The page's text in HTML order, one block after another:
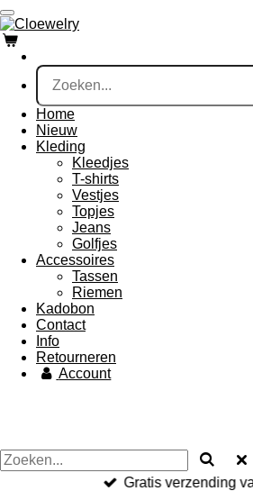
Ga
direct
naar
de
hoofdinhoud
Home
Nieuw
Kleding
Kleedjes
T-shirts
Vestjes
Topjes
Jeans
Golfjes
Accessoires
Tassen
Riemen
Kadobon
Contact
Info
Retourneren
Account
Gratis verzending